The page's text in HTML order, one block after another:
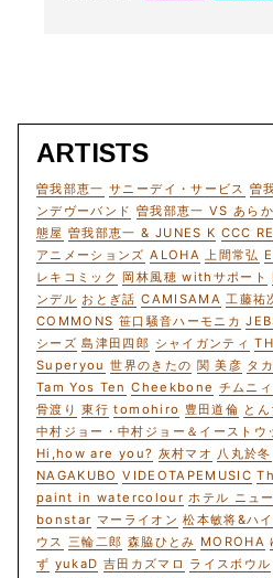
ARTISTS
曽我部恵一 サニーデイ・サービス 曽
ンデヴーバンド 曽我部恵一 VS あら
態屋 曽我部恵一 & JUNES K CCC
アニメーションズ ALOHA 上間常弘
レキコミック 岡林風穂 withサポート
ンデル おとぎ話 CAMISAMA 工藤祐
COMMONS 笹口騒音ハーモニカ
シーズ 島津田四郎 シャイガンティ
Superyou 世界のきたの 関 美彦 タ
Tam Yos Ten Cheekbone チムニィ
骨渡り 東行 tomohiro 豊田道倫 と
中村ジョー・中村ジョー＆イーストウ
Hi,how are you? 灰村マオ 八丸於冬
NAGAKUBO VIDEOTAPEMUSIC
paint in watercolour ホテル ニュ
bonstar マーライオン 松本敏将&ハ
ウス 三輪二郎 森脇ひとみ MOROHA
ず yukaD 吉田カズマロ ライスボウル